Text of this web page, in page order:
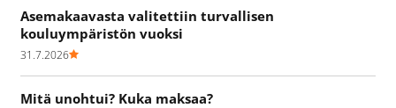
Asemakaavasta valitettiin turvallisen
kouluympäristön vuoksi
31.7.2026
Mitä unohtui? Kuka maksaa?